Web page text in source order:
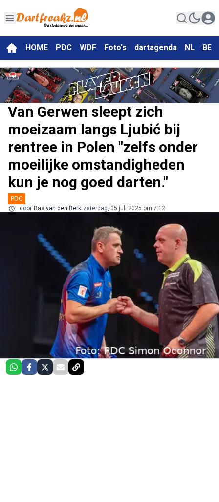
HOME PDC WDF Foto's dartagenda NL BE
Van Gerwen sleept zich
moeizaam langs Ljubić bij
rentree in Polen "zelfs onder
moeilijke omstandigheden
kun je nog goed darten."
PDC
door Bas van den Berk zaterdag, 05 juli 2025 om 7:12